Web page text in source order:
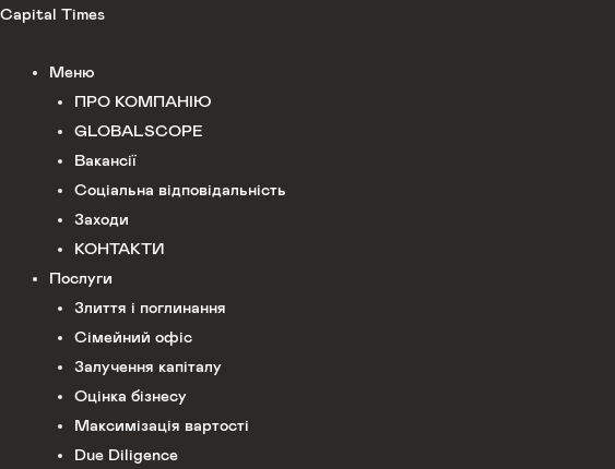
Перейти
вмісту
Capital Times
Меню
ПРО КОМПАНІЮ
GLOBALSCOPE
Вакансії
Соціальна відповідальність
Заходи
КОНТАКТИ
Послуги
Злиття і поглинання
Сімейний офіс
Залучення капіталу
Оцінка бізнесу
Максимізація вартості
Due Diligence